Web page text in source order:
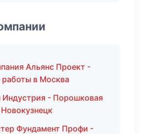
Альянс Проект -
в Москва
Индустрия - Порошковая
Фундамент Профи -